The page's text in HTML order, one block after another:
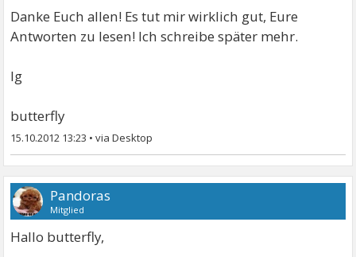
Danke Euch allen! Es tut mir wirklich gut, Eure
Antworten zu lesen! Ich schreibe später mehr.
lg
butterfly
15.10.2012 13:23 •
Pandoras
Mitglied
Hallo butterfly,